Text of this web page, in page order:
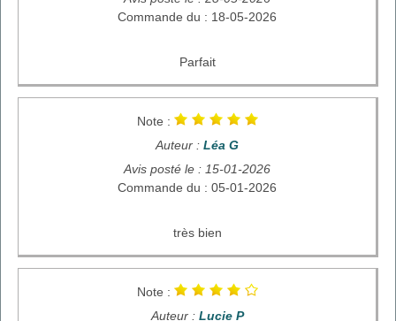
Commande du : 18-05-2026
Parfait
Note :
Auteur : Léa G
Avis posté le : 15-01-2026
Commande du : 05-01-2026
très bien
Note :
Auteur : Lucie P